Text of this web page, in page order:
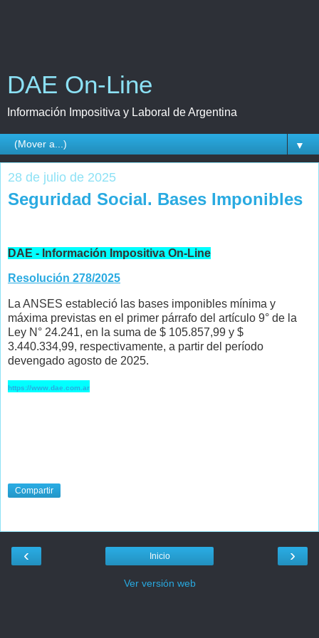
DAE On-Line
Información Impositiva y Laboral de Argentina
▼
28 de julio de 2025
Seguridad Social. Bases Imponibles
DAE - Información Impositiva On-Line
Resolución 278/2025
La ANSES estableció las bases imponibles mínima y
máxima previstas en el primer párrafo del artículo 9° de la
Ley N° 24.241, en la suma de $ 105.857,99 y $
3.440.334,99, respectivamente, a partir del período
devengado agosto de 2025.
https://www.dae.com.ar
Compartir
‹ ›
Inicio
Ver versión web